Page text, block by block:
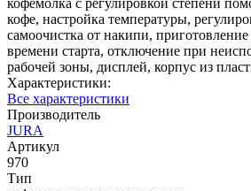
кофе, настройка температуры,
самоочистка от накипи,
времени старта, отключение при
рабочей зоны, дисплей, корпус из
Характеристики:
Все характеристики
Производитель
JURA
Артикул
970
Тип